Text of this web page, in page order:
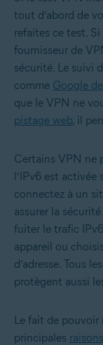
tout d’abord de
refaites ce test.
fournisseur de
sécurité. Le suivi
comme Google
que le VPN ne
pistage web, il
Certains VPN ne
l’IPv6 est
connectez à un
assurer la
fuiter le trafic
appareil ou
d’adresse. Tous
protègent aussi
Le fait de pouvoir
principales